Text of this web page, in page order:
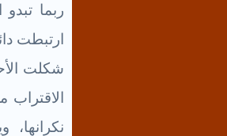
ربما
ارتبطت
شكلت